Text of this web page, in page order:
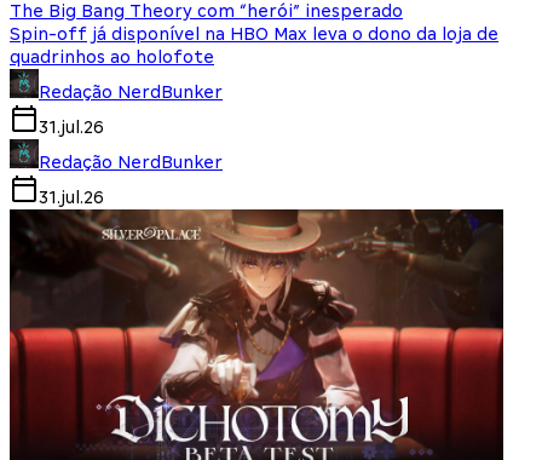
The Big Bang Theory com “herói” inesperado
Spin-off já disponível na HBO Max leva o dono da loja de
quadrinhos ao holofote
Redação NerdBunker
31.jul.26
Redação NerdBunker
31.jul.26